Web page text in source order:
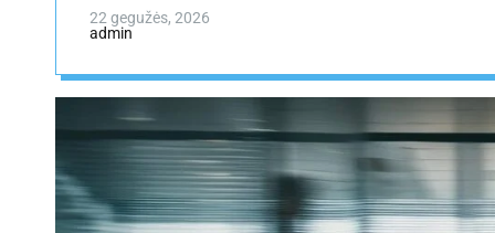
22 gegužės, 2026
admin